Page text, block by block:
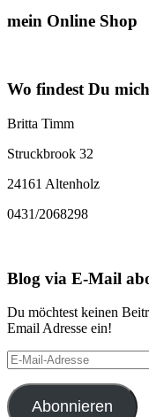
mein Online Shop
Wo findest Du
Britta Timm
Struckbrook 32
24161 Altenholz
0431/2068298
Blog via E-Mail
Du möchtest keinen
Email Adresse ein!
E-
Mail-
Adresse
Abonnieren